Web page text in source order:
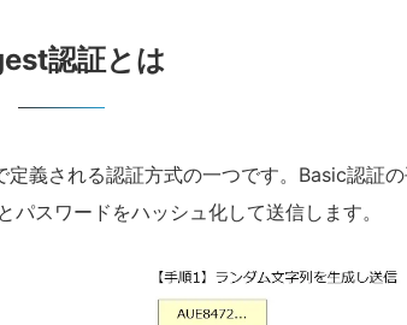
認証とは
義される認証方式の一つです。Basic認証
スワードをハッシュ化して送信します。